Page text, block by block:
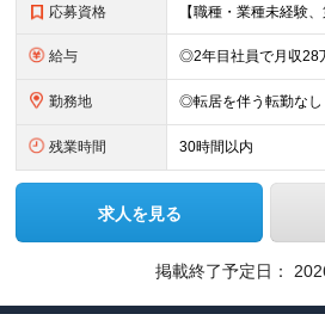
応募資格
給与
勤務地
残業時間 30時間以内
求人を見る
掲載終了予定日：